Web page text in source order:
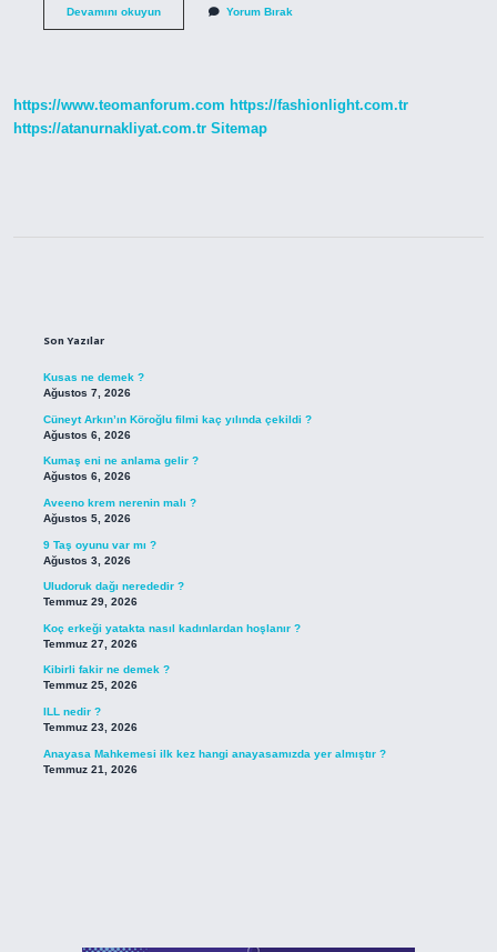
Devamını okuyunÇağatay
Yorum Bırak
https://www.teomanforum.com https://fashionlight.com.tr
https://atanurnakliyat.com.tr Sitemap
Son Yazılar
Kusas ne demek ?
Ağustos 7, 2026
Cüneyt Arkın’ın Köroğlu filmi kaç yılında çekildi ?
Ağustos 6, 2026
Kumaş eni ne anlama gelir ?
Ağustos 6, 2026
Aveeno krem nerenin malı ?
Ağustos 5, 2026
9 Taş oyunu var mı ?
Ağustos 3, 2026
Uludoruk dağı nerededir ?
Temmuz 29, 2026
Koç erkeği yatakta nasıl kadınlardan hoşlanır ?
Temmuz 27, 2026
Kibirli fakir ne demek ?
Temmuz 25, 2026
ILL nedir ?
Temmuz 23, 2026
Anayasa Mahkemesi ilk kez hangi anayasamızda yer almıştır ?
Temmuz 21, 2026